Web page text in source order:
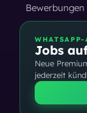
WHATSAPP-
Jobs
Neue
jederzeit